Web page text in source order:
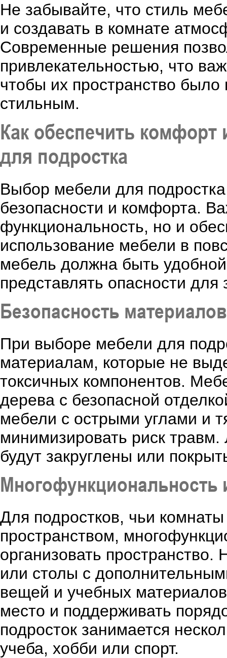
Не забывайте, что стиль
и создавать в комнате
Современные решения
привлекательностью, что
чтобы их пространство
стильным.
Как обеспечить
для подростка
Выбор мебели для
безопасности и комфорта.
функциональность, но и
использование мебели в
мебель должна быть
представлять опасности для
Безопасность материалов
При выборе мебели для
материалам, которые не
токсичных компонентов.
дерева с безопасной
мебели с острыми углами и
минимизировать риск
будут закруглены или
Многофункциональность
Для подростков, чьи
пространством,
организовать
или столы с
вещей и учебных
место и поддерживать
подросток занимается
учеба, хобби или спорт.